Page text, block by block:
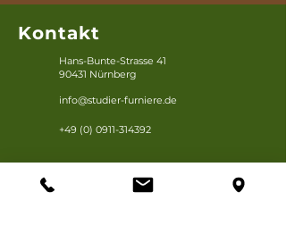
Kontakt
Hans-Bunte-Strasse 41
90431 Nürnberg
info@studier-furniere.de
+49 (0) 0911-314392